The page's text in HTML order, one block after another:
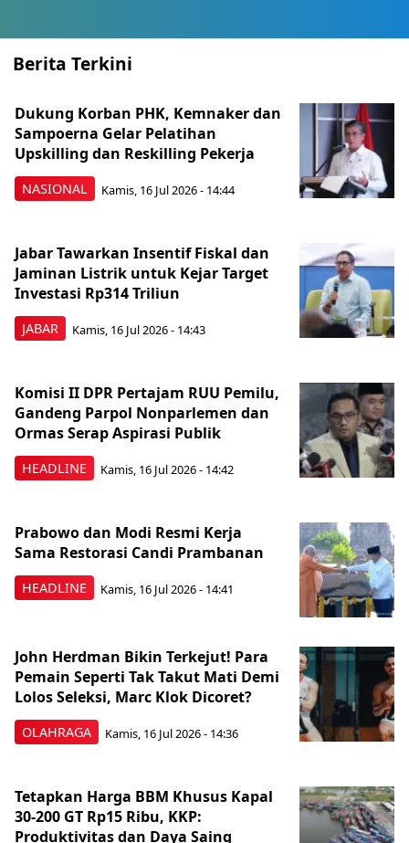
Berita Terkini
NASIONAL
Dukung Korban PHK, Kemnaker dan
Sampoerna Gelar Pelatihan
Upskilling dan Reskilling Pekerja
Kamis, 16 Jul 2026 - 14:44
JABAR
Jabar Tawarkan Insentif Fiskal dan
Jaminan Listrik untuk Kejar Target
Investasi Rp314 Triliun
Kamis, 16 Jul 2026 - 14:43
HEADLINE
Komisi II DPR Pertajam RUU Pemilu,
Gandeng Parpol Nonparlemen dan
Ormas Serap Aspirasi Publik
Kamis, 16 Jul 2026 - 14:42
HEADLINE
Prabowo dan Modi Resmi Kerja
Sama Restorasi Candi Prambanan
Kamis, 16 Jul 2026 - 14:41
OLAHRAGA
John Herdman Bikin Terkejut! Para
Pemain Seperti Tak Takut Mati Demi
Lolos Seleksi, Marc Klok Dicoret?
Kamis, 16 Jul 2026 - 14:36
Tetapkan Harga BBM Khusus Kapal
30-200 GT Rp15 Ribu, KKP:
Produktivitas dan Daya Saing